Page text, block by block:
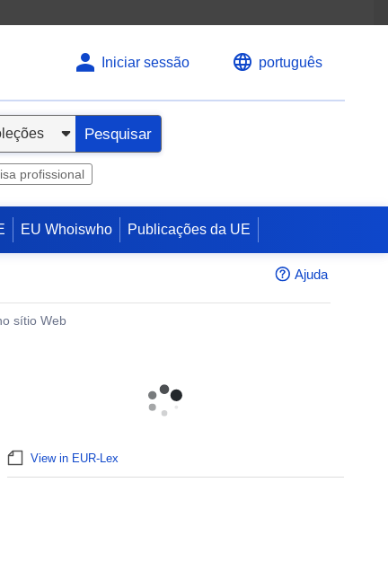
Iniciar sessão português
Pesquisar
profissional
EU Whoiswho Publicações da UE
Ajuda
sítio Web
View in EUR-Lex